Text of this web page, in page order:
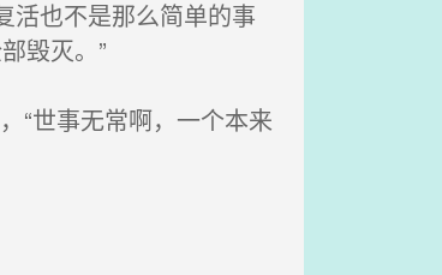
活也不是那么简单的事
毁灭。”
“世事无常啊，一个本来